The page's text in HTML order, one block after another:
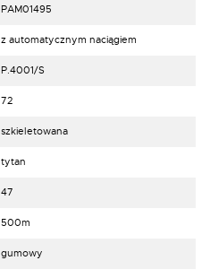
PAM01495
z automatycznym naciągiem
P.4001/S
72
szkieletowana
tytan
47
500m
gumowy